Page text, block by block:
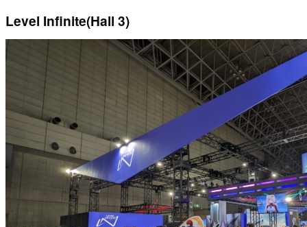
Level Infinite(Hall 3)